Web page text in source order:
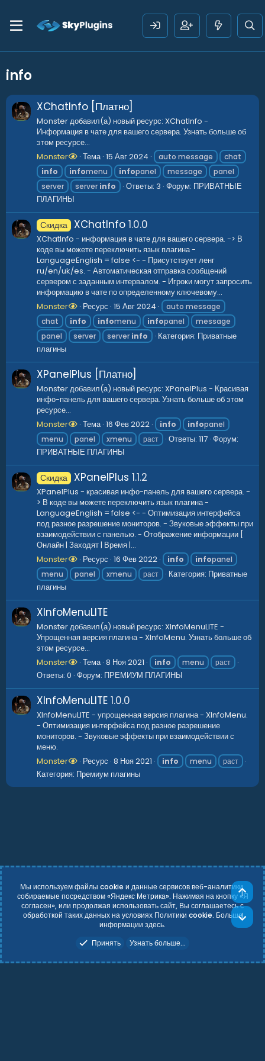
info
XChatInfo [Платно]
Monster добавил(а) новый ресурс: XChatInfo -
Информация в чате для вашего сервера. Узнать больше об
этом ресурсе...
Monster
Тема 15 Авг 2024 auto message
chat
info
infomenu infopanel message
panel
server
server info Ответы: 3 Форум: ПРИВАТНЫЕ
ПЛАГИНЫ
Скидка XChatInfo 1.0.0
XChatInfo - информация в чате для вашего сервера. -> В
коде вы можете переключить язык плагина -
LanguageEnglish = false <- - Присутствует ленг
ru/en/uk/es. - Автоматическая отправка сообщений
сервером с заданным интервалом. - Игроки могут запросить
информацию в чате по определенному ключевому...
Monster
Ресурс 15 Авг 2024
auto message
chat
info infomenu infopanel
message
panel
server server info Категория: Приватные
плагины
XPanelPlus [Платно]
Monster добавил(а) новый ресурс: XPanelPlus - Красивая
инфо-панель для вашего сервера. Узнать больше об этом
ресурсе...
Monster
Тема 16 Фев 2022 info infopanel
menu
panel xmenu раст Ответы: 117 Форум:
ПРИВАТНЫЕ ПЛАГИНЫ
Скидка XPanelPlus 1.1.2
XPanelPlus - красивая инфо-панель для вашего сервера. -
> В коде вы можете переключить язык плагина -
LanguageEnglish = false <- - Оптимизация интерфейса
под разное разрешение мониторов. - Звуковые эффекты при
взаимодействии с панелью. - Отображение информации [
Онлайн | Заходят | Время |...
Monster
Ресурс 16 Фев 2022 info infopanel
menu
panel xmenu раст Категория: Приватные
плагины
XInfoMenuLITE
Monster добавил(а) новый ресурс: XInfoMenuLITE -
Упрощенная версия плагина - XInfoMenu. Узнать больше об
этом ресурсе...
Monster
Тема 8 Ноя 2021 info menu раст
Ответы: 0 Форум: ПРЕМИУМ ПЛАГИНЫ
XInfoMenuLITE 1.0.0
XInfoMenuLITE - упрощенная версия плагина - XInfoMenu.
- Оптимизация интерфейса под разное разрешение
мониторов. - Звуковые эффекты при взаимодействии с
меню.
Monster
Ресурс 8 Ноя 2021 info menu раст
Категория: Премиум плагины
Russian (RU)
Условия и правила
Политика конфиденциальности
Справка Главная
R
Мы используем файлы cookie и данные сервисов веб-аналитики,
собираемые посредством «Яндекс Метрика». Нажимая на кнопку «Я
согласен», или продолжая использовать сайт, Вы соглашаетесь с
обработкой таких данных на условиях Политики cookie. Больше
информации здесь.
Принять
Узнать больше...